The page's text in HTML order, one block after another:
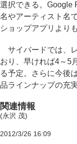
選択できる。Google
名やアーティスト名
ショップアプリより
サイバードでは、
おり、早ければ4～5
る予定。さらに今後
品ラインナップの充
関連情報
(永沢 茂)
2012/3/26 16:09